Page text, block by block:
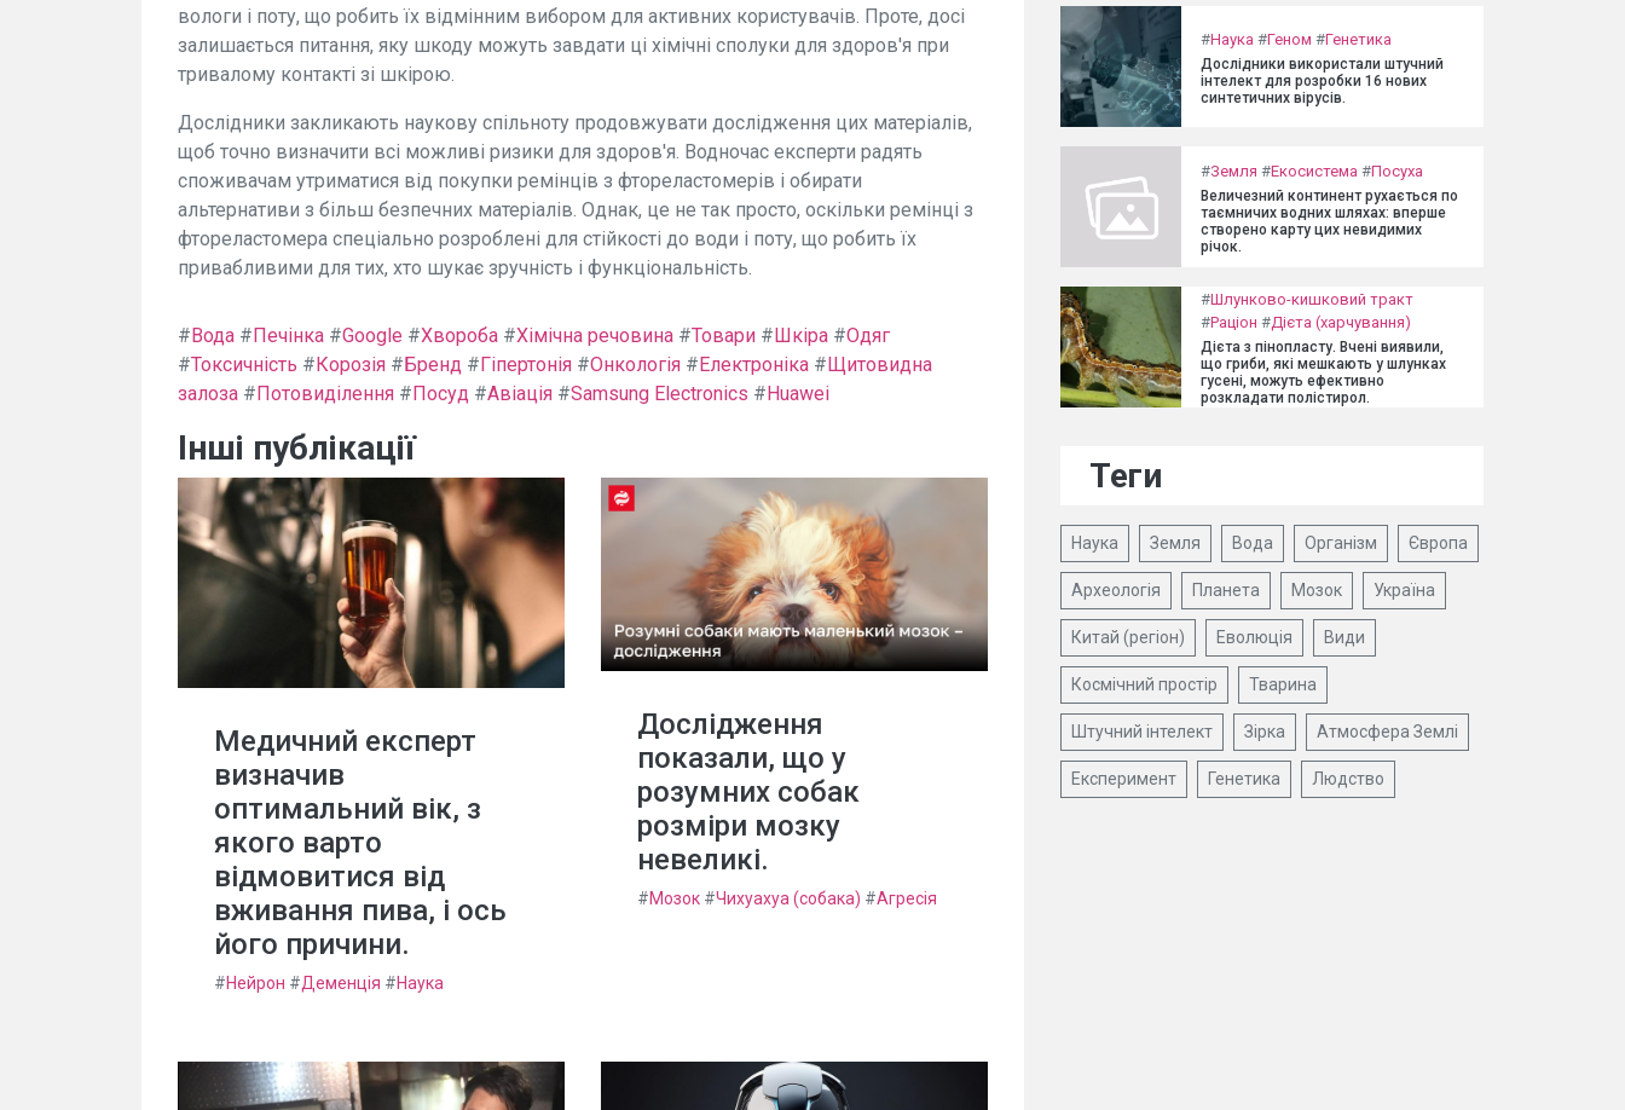
вологи і поту, що робить їх відмінним вибором для активних користувачів. Проте, досі
залишається питання, яку шкоду можуть завдати ці хімічні сполуки для здоров'я при
тривалому контакті зі шкірою.
Дослідники закликають наукову спільноту продовжувати дослідження цих матеріалів,
щоб точно визначити всі можливі ризики для здоров'я. Водночас експерти радять
споживачам утриматися від покупки ремінців з фтореластомерів і обирати
альтернативи з більш безпечних матеріалів. Однак, це не так просто, оскільки ремінці з
фтореластомера спеціально розроблені для стійкості до води і поту, що робить їх
привабливими для тих, хто шукає зручність і функціональність.
#Вода #Печінка #Google #Хвороба #Хімічна речовина #Товари #Шкіра #Одяг
#Токсичність #Корозія #Бренд #Гіпертонія #Онкологія #Електроніка #Щитовидна
залоза #Потовиділення #Посуд #Авіація #Samsung Electronics #Huawei
Інші публікації
Медичний експерт
визначив
оптимальний вік, з
якого варто
відмовитися від
вживання пива, і ось
його причини.
#Нейрон #Деменція #Наука
Дослідження
показали, що у
розумних собак
розміри мозку
невеликі.
#Мозок #Чихуахуа (собака) #Агресія
#Наука #Геном #Генетика
Дослідники використали штучний
інтелект для розробки 16 нових
синтетичних вірусів.
#Земля #Екосистема #Посуха
Величезний континент рухається по
таємничих водних шляхах: вперше
створено карту цих невидимих
річок.
#Шлунково-кишковий тракт
#Раціон #Дієта (харчування)
Дієта з пінопласту. Вчені виявили,
що гриби, які мешкають у шлунках
гусені, можуть ефективно
розкладати полістирол.
Теги
Наука Земля Вода Організм Європа
Археологія Планета Мозок Україна
Китай (регіон) Еволюція Види
Космічний простір Тварина
Штучний інтелект Зірка Атмосфера Землі
Експеримент Генетика Людство